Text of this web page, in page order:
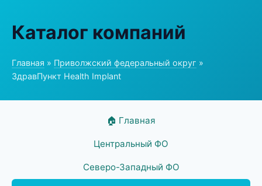
Каталог компаний
Главная » Приволжский федеральный округ »
ЗдравПункт Health Implant
🏠 Главная
Центральный ФО
Северо-Западный ФО